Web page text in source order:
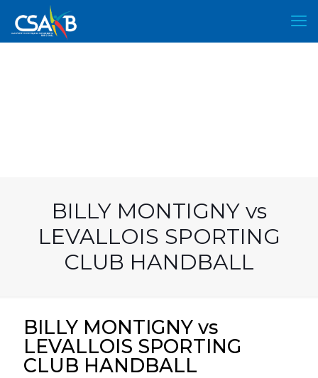
BILLY MONTIGNY vs
LEVALLOIS SPORTING
CLUB HANDBALL
BILLY MONTIGNY vs
LEVALLOIS SPORTING
CLUB HANDBALL